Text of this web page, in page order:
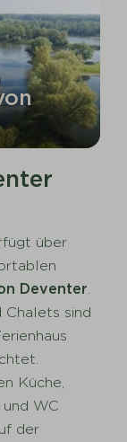
über
Deventer
Chalets sind
Küche,
WC
der